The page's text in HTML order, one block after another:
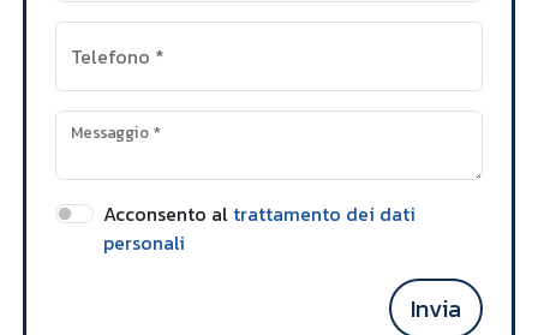
Telefono *
Messaggio*
Acconsento al trattamento dei dati
personali
Invia